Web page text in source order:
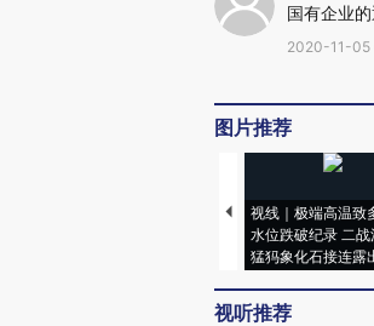
国有企业
2020-11-05
图片推荐
视线｜极端高温致
水位跌破纪录 二战
猛犸象化石接连露
视听推荐